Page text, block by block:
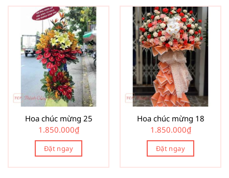
Hoa chúc mừng 25
1.850.000₫
Đặt ngay
Hoa chúc mừng 18
1.850.000₫
Đặt ngay